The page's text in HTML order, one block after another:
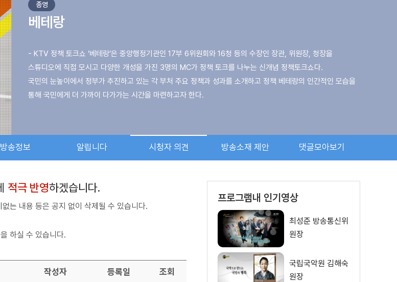
종영
베테랑
- KTV 정책 토크쇼 ‘베테랑’은 중앙행정기관인 17부 6위원회와 16청 등의 수장인 장관, 위원장, 청장을
스튜디오에 직접 모시고 다양한 개성을 가진 3명의 MC가 정책 토크를 나누는 신개념 정책토크쇼다.
국민의 눈높이에서 정부가 추진하고 있는 각 부처 주요 정책과 성과를 소개하고 정책 베테랑의 인간적인 모습을
통해 국민에게 더 가까이 다가가는 시간을 마련하고자 한다.
국민을 위한 정책현장의 행보를 신속히 소개하고, 정책의 당위성과 필요성을 적극적으로 알린다.
온화한 미소와 카리스마를 지닌 장하용 교수와 지성과 미모를 겸비한 손문선 아나운서가 환상의 호흡을
방송정보 알립니다 시청자 의견 방송소재 제안 댓글모아보기
적극 반영하겠습니다.
는 내용 등은 공지 없이 삭제될 수 있습니다.
하실 수 있습니다.
작성자 등록일 조회
프로그램내 인기영상
최성준 방송통신위
원장
국립국악원 김해숙
원장